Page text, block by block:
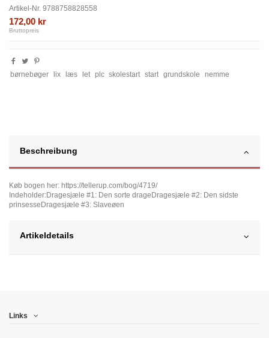
Artikel-Nr. 9788758828558
172,00 kr
Bruttopreis
børnebøger lix læs let plc skolestart start grundskole nemme
Beschreibung
Køb bogen her: https://tellerup.com/bog/4719/
Indeholder:Dragesjæle #1: Den sorte drageDragesjæle #2: Den sidste
prinsesseDragesjæle #3: Slaveøen
Artikeldetails
Links